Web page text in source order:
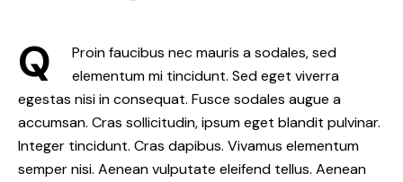
Q
Proin faucibus nec mauris a sodales, sed
elementum mi tincidunt. Sed eget viverra
egestas nisi in consequat. Fusce sodales augue a
accumsan. Cras sollicitudin, ipsum eget blandit pulvinar.
Integer tincidunt. Cras dapibus. Vivamus elementum
semper nisi. Aenean vulputate eleifend tellus. Aenean